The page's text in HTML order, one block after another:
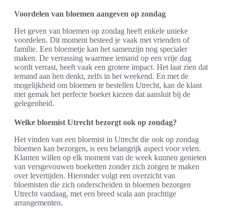
Voordelen van bloemen aangeven op zondag
Het geven van bloemen op zondag heeft enkele unieke
voordelen. Dit moment besteed je vaak met vrienden of
familie. Een bloemetje kan het samenzijn nog specialer
maken. De verrassing waarmee iemand op een vrije dag
wordt verrast, heeft vaak een grotere impact. Het laat zien dat
iemand aan hen denkt, zelfs in het weekend. En met de
mogelijkheid om bloemen te bestellen Utrecht, kan de klant
met gemak het perfecte boeket kiezen dat aansluit bij de
gelegenheid.
Welke bloemist Utrecht bezorgt ook op zondag?
Het vinden van een bloemist in Utrecht die ook op zondag
bloemen kan bezorgen, is een belangrijk aspect voor velen.
Klanten willen op elk moment van de week kunnen genieten
van versgevouwen boeketten zonder zich zorgen te maken
over levertijden. Hieronder volgt een overzicht van
bloemisten die zich onderscheiden in bloemen bezorgen
Utrecht vandaag, met een breed scala aan prachtige
arrangementen.